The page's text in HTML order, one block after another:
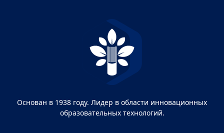
Основан в 1938 году. Лидер в области инновационных
образовательных технологий.